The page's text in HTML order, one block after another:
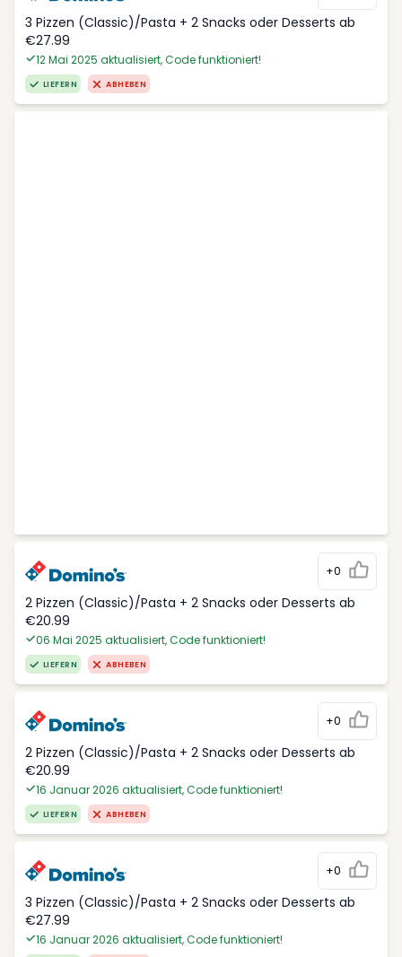
3 Pizzen (Classic)/Pasta + 2 Snacks oder Desserts ab
€27.99
12 Mai 2025 aktualisiert, Code funktioniert!
LIEFERN ABHEBEN
+0
2 Pizzen (Classic)/Pasta + 2 Snacks oder Desserts ab
€20.99
06 Mai 2025 aktualisiert, Code funktioniert!
LIEFERN ABHEBEN
+0
2 Pizzen (Classic)/Pasta + 2 Snacks oder Desserts ab
€20.99
16 Januar 2026 aktualisiert, Code funktioniert!
LIEFERN ABHEBEN
+0
3 Pizzen (Classic)/Pasta + 2 Snacks oder Desserts ab
€27.99
16 Januar 2026 aktualisiert, Code funktioniert!